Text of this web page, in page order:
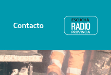
Contacto Radio Provincia